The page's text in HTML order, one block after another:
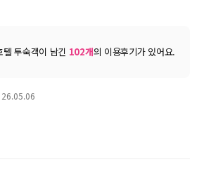
텔 투숙객이 남긴 102개의 이용후기가 있어요.
26.05.06